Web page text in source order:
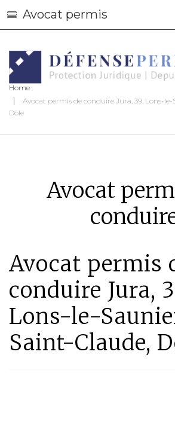
Avocat permis
Home
Avocat permis de conduire Jura, 39, Lons-le-
Dôle
Avocat
Avocat permis
conduire Jura,
Lons-le-
Saint-Claude,